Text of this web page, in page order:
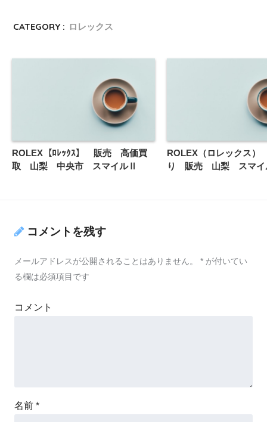
CATEGORY : ロレックス
ROLEX【ﾛﾚｯｸｽ】 販売 高価買
取 山梨 中央市 スマイルⅡ
ROLEX（ロレックス
り 販売 山梨 スマ
コメントを残す
メールアドレスが公開されることはありません。 * が付いてい
る欄は必須項目です
コメント
名前 *